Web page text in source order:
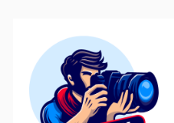
inhoud
springen